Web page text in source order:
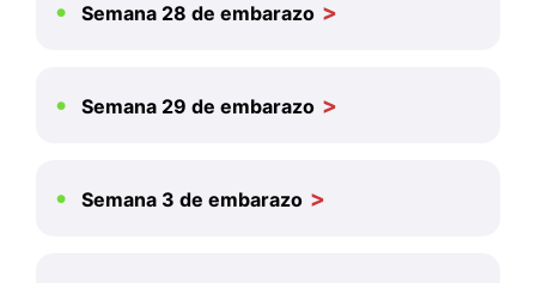
Semana 28 de embarazo
Semana 29 de embarazo
Semana 3 de embarazo